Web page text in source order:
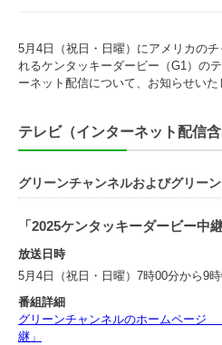
5月4日（祝日・日曜）にアメリカの
れるケンタッキーダービー（G1）の
ーネット配信について、お知らせいた
テレビ（インターネット配信含
グリーンチャンネルおよびグリー
「2025ケンタッキーダービー中継
放送日時
5月4日（祝日・日曜）7時00分から9
番組詳細
グリーンチャンネルのホームページ
継」